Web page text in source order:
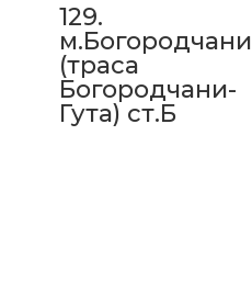
129.
м.Богородчани
(траса
Богородчани-
Гута) ст.Б